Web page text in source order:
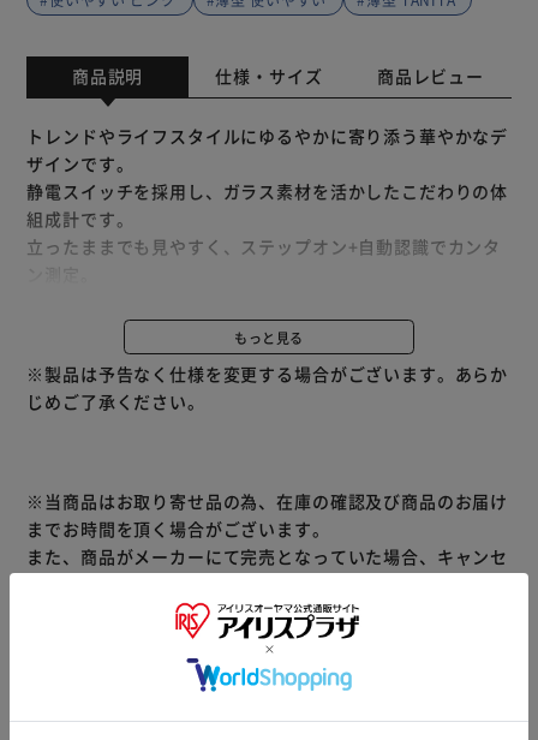
商品説明 仕様・サイズ 商品レビュー
トレンドやライフスタイルにゆるやかに寄り添う華やかなデ
ザインです。
静電スイッチを採用し、ガラス素材を活かしたこだわりの体
組成計です。
立ったままでも見やすく、ステップオン+自動認識でカンタ
の他に、内臓脂肪レベルも表示し前回測定結果も表示可能で
電源ボタン等を押さずに乗るだけで電源が入り、測定者を自
動で識別して結果を表示します。
もっと見る
※製品は予告なく仕様を変更する場合がございます。あらか
じめご了承ください。
※当商品はお取り寄せ品の為、在庫の確認及び商品のお届け
までお時間を頂く場合がございます。
また、商品がメーカーにて完売となっていた場合、キャンセ
予めご了承くださいますようお願いいたします。
商品はアイリスプラザがセレクトしたオススメ商品です。
商品情報